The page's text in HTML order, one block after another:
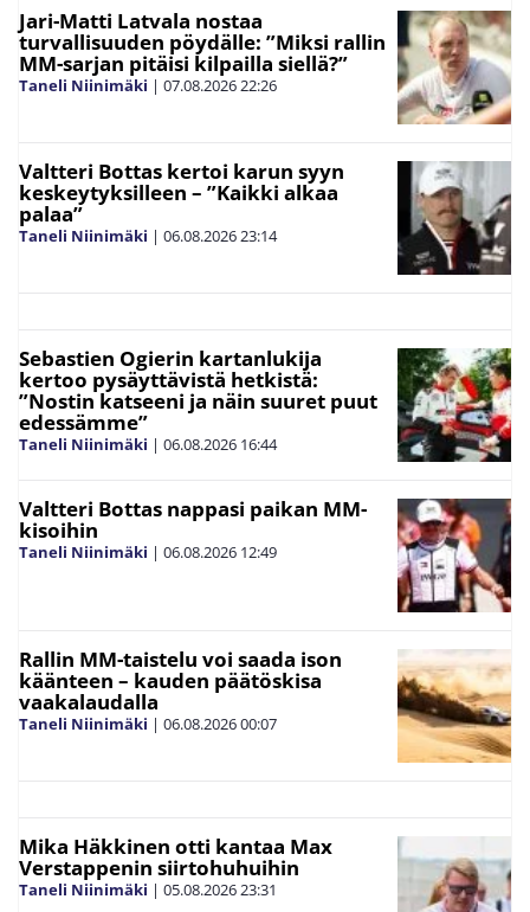
Jari-Matti Latvala nostaa
turvallisuuden pöydälle: ”Miksi rallin
MM-sarjan pitäisi kilpailla siellä?”
Taneli Niinimäki | 07.08.202622:26
Valtteri Bottas kertoi karun syyn
keskeytyksilleen – ”Kaikki alkaa
palaa”
Taneli Niinimäki | 06.08.202623:14
Sebastien Ogierin kartanlukija
kertoo pysäyttävistä hetkistä:
”Nostin katseeni ja näin suuret puut
edessämme”
Taneli Niinimäki | 06.08.2026 16:44
Valtteri Bottas nappasi paikan MM-
kisoihin
Taneli Niinimäki | 06.08.2026 12:49
Rallin MM-taistelu voi saada ison
käänteen – kauden päätöskisa
vaakalaudalla
Taneli Niinimäki | 06.08.202600:07
Mika Häkkinen otti kantaa Max
Verstappenin siirtohuhuihin
Taneli Niinimäki | 05.08.202623:31